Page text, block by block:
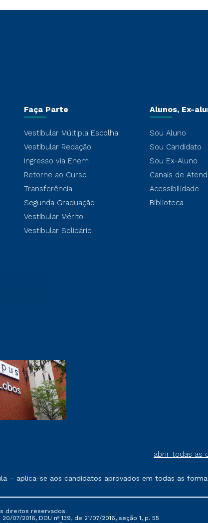
Faça Parte
Vestibular Múltipla Escolha
Vestibular Redação
Ingresso via Enem
Retorne ao Curso
Transferência
Segunda Graduação
Vestibular Mérito
Vestibular Solidário
Alunos, Ex-
Sou Aluno
Sou Candidato
Sou Ex-Aluno
Canais de
Acessibilidade
Biblioteca
abrir todas as
de serviços
aplica-se aos candidatos aprovados em todas as
direitos reservados.
07/2016, DOU nº 139, de 21/07/2016, seção 1, p. 55